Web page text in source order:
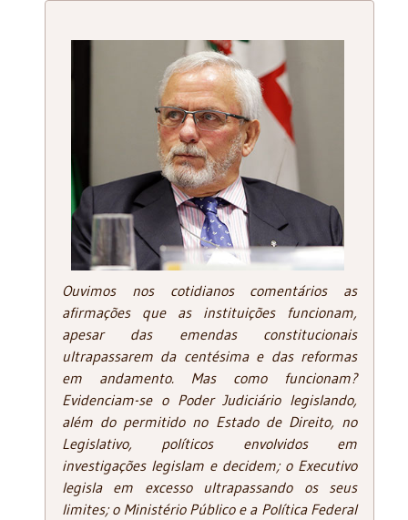
Ouvimos nos cotidianos comentários as
afirmações que as instituições funcionam,
apesar das emendas constitucionais
ultrapassarem da centésima e das reformas
em andamento. Mas como funcionam?
Evidenciam-se o Poder Judiciário legislando,
além do permitido no Estado de Direito, no
Legislativo, políticos envolvidos em
investigações legislam e decidem; o Executivo
legisla em excesso ultrapassando os seus
limites; o Ministério Público e a Política Federal